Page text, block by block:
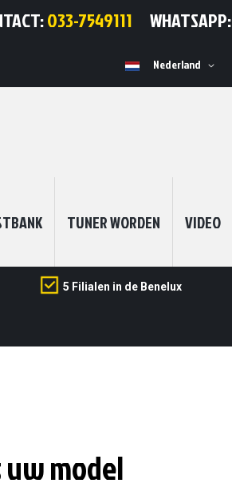
033-7549111 WHATSAPP:
Selecteer
Nederland
TUNER WORDEN VIDEO
5 Filialen in de Benelux
uw model